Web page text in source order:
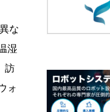
な
湿
訪
ォ